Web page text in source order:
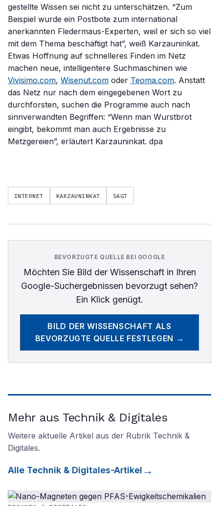
gestellte Wissen sei nicht zu unterschätzen. “Zum
Beispiel wurde ein Postbote zum international
anerkannten Fledermaus-Experten, weil er sich so viel
mit dem Thema beschäftigt hat”, weiß Karzauninkat.
Etwas Hoffnung auf schnelleres Finden im Netz
machen neue, intelligentere Suchmaschinen wie
Vivisimo.com, Wisenut.com oder Teoma.com. Anstatt
das Netz nur nach dem eingegebenen Wort zu
durchforsten, suchen die Programme auch nach
sinnverwandten Begriffen: “Wenn man Wurstbrot
eingibt, bekommt man auch Ergebnisse zu
Metzgereien”, erläutert Karzauninkat. dpa
INTERNET KARZAUNINKAT SAGT
BEVORZUGTE QUELLE BEI GOOGLE
Möchten Sie Bild der Wissenschaftin Ihren
Google-Suchergebnissen bevorzugt sehen?
Ein Klick genügt.
BILD DER WISSENSCHAFT ALS
BEVORZUGTE QUELLE FESTLEGEN →
Mehr aus Technik & Digitales
Weitere aktuelle Artikel aus der Rubrik Technik &
Digitales.
Alle Technik & Digitales-Artikel